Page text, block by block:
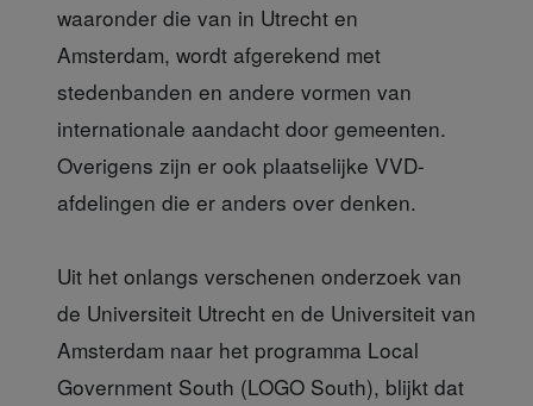
waaronder die van in Utrecht en
Amsterdam, wordt afgerekend met
stedenbanden en andere vormen van
internationale aandacht door gemeenten.
Overigens zijn er ook plaatselijke VVD-
afdelingen die er anders over denken.
Uit het onlangs verschenen onderzoek van
de Universiteit Utrecht en de Universiteit van
Amsterdam naar het programma Local
Government South (LOGO South), blijkt dat